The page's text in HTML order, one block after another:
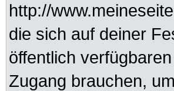
http://
die sich auf deiner
öffentlich
Zugang brauchen,